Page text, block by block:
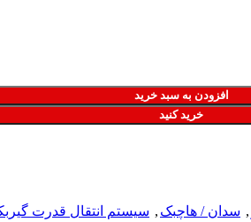
افزودن به سبد خرید
خرید کنید
, سدان / هاچبک , سیستم انتقال قدرت